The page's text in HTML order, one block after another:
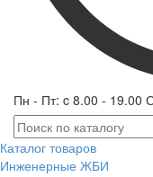
Пн - Пт: c 8.00 - 19.00
Каталог товаров
Инженерные ЖБИ